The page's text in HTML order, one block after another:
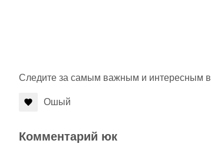
Следите за самым важным и интересным в
Ошый
Комментарий юк